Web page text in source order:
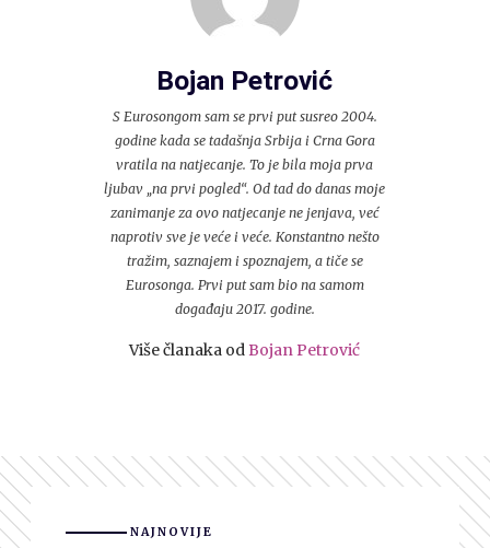
Bojan Petrović
S Eurosongom sam se prvi put susreo 2004.
godine kada se tadašnja Srbija i Crna Gora
vratila na natjecanje. To je bila moja prva
ljubav „na prvi pogled“. Od tad do danas moje
zanimanje za ovo natjecanje ne jenjava, već
naprotiv sve je veće i veće. Konstantno nešto
tražim, saznajem i spoznajem, a tiče se
Eurosonga. Prvi put sam bio na samom
događaju 2017. godine.
Više članaka odBojan Petrović
NAJNOVIJE